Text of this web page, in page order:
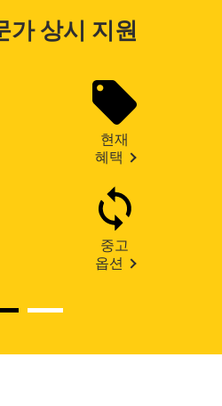
가 상시 지원
현재
혜택
중고
옵션